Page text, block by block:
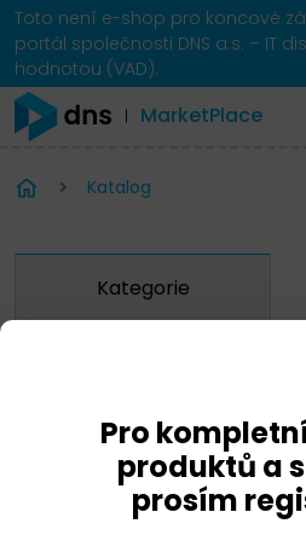
Toto není e-shop pro koncové
portál společnosti DNS a.s. – IT
hodnotou (VAD).
MarketPlace
Katalog
Kategorie
Pro
produktů a
prosím